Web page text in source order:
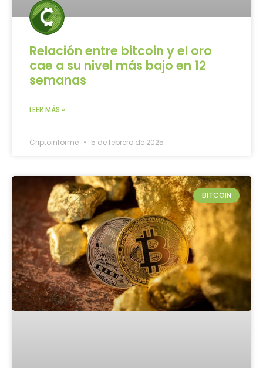
Relación entre bitcoin y el oro
cae a su nivel más bajo en 12
semanas
LEER MÁS »
Criptoinforme 5 de febrero de 2025
BITCOIN